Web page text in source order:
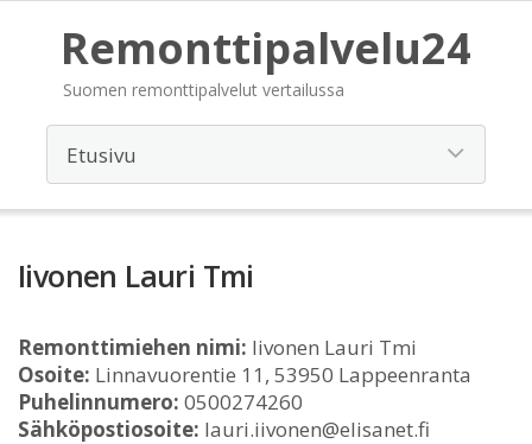
Remonttipalvelu24
Suomen remonttipalvelut vertailussa
Iivonen Lauri Tmi
Remonttimiehen nimi: Iivonen Lauri Tmi
Osoite: Linnavuorentie 11, 53950 Lappeenranta
Puhelinnumero: 0500274260
Sähköpostiosoite: lauri.iivonen@elisanet.fi